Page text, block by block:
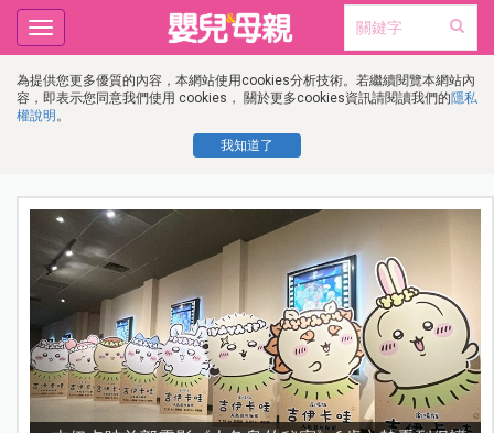
為提供您更多優質的內容，本網站使用cookies分析技術。若繼續閱覽本網站內
容，即表示您同意我們使用 cookies， 關於更多cookies資訊請閱讀我們的隱私
權說明 。
我知道了
Toggle
navigation